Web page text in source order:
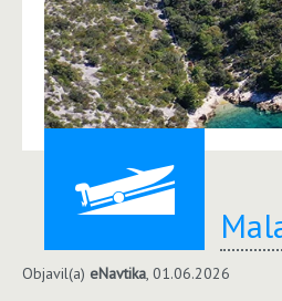
Objavil(a) eNavtika, 01.06.2026